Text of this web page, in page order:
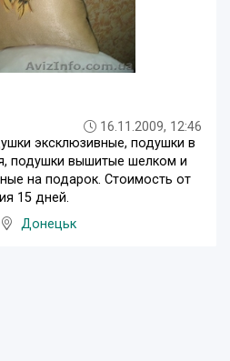
16.11.2009, 12:46
эксклюзивные, подушки в
подушки вышитые шелком и
на подарок. Стоимость от
15 дней.
Донецьк